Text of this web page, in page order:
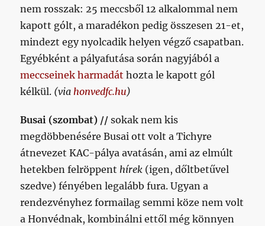
nem rosszak: 25 meccsből 12 alkalommal nem
kapott gólt, a maradékon pedig összesen 21-et,
mindezt egy nyolcadik helyen végző csapatban.
Egyébként a pályafutása során nagyjából a
meccseinek harmadát hozta le kapott gól
kélkül. (viahonvedfc.hu)
Busai (szombat) // sokak nem kis
megdöbbenésére Busai ott volt a Tichyre
átnevezet KAC-pálya avatásán, ami az elmúlt
hetekben felröppenthírek (igen, dőltbetűvel
szedve) fényében legalább fura. Ugyan a
rendezvényhez formailag semmi köze nem volt
a Honvédnak, kombinálni ettől még könnyen